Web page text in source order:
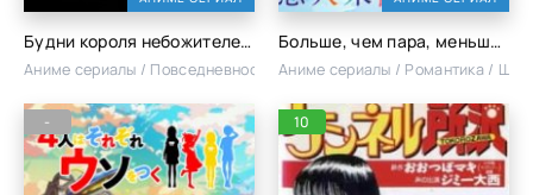
Будни короля небожителей 3
Аниме сериалы / Повседневность / Школа
Больше, чем пара, меньше, чем любовники
Аниме сериалы / Романтика /
- 10